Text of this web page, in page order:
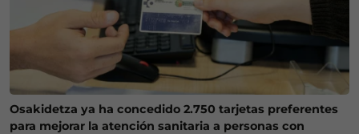
Osakidetza ya ha concedido 2.750 tarjetas preferentes
para mejorar la atención sanitaria a personas con